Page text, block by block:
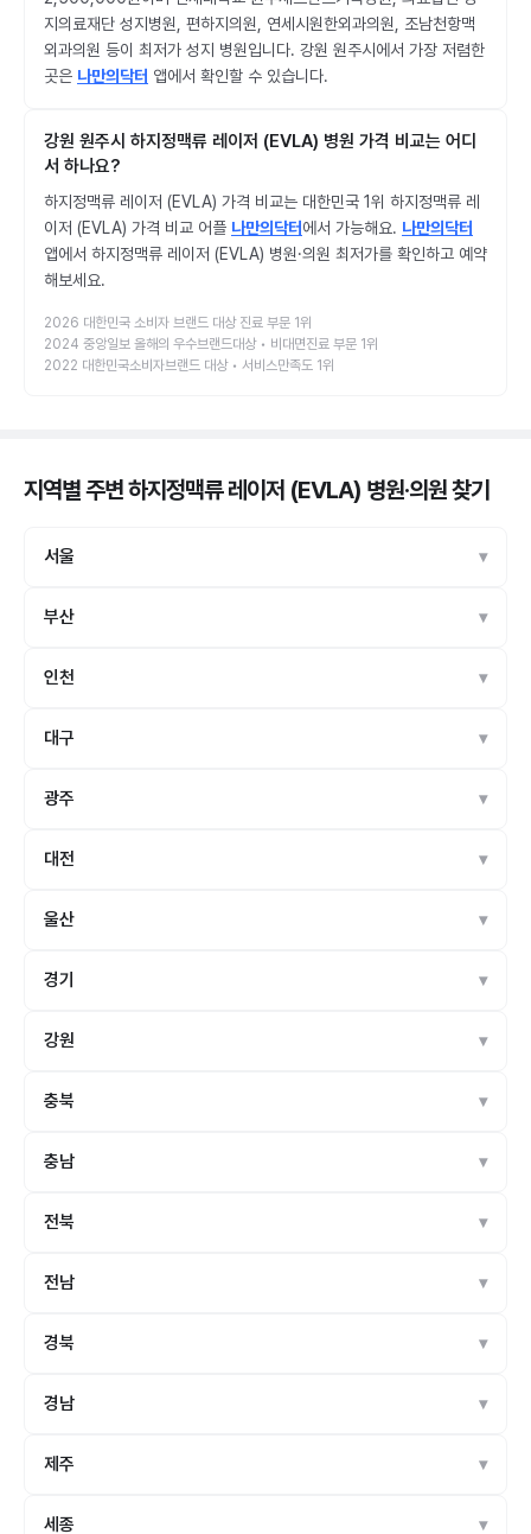
지의료재단 성지병원, 편하지의원, 연세시원한외과의원, 조남천항맥
외과의원 등이 최저가 성지 병원입니다. 강원 원주시에서 가장 저렴한
곳은 나만의닥터 앱에서 확인할 수 있습니다.
강원 원주시 하지정맥류 레이저 (EVLA) 병원 가격 비교는 어디
서 하나요?
하지정맥류 레이저 (EVLA) 가격 비교는 대한민국 1위 하지정맥류 레
이저 (EVLA) 가격 비교 어플 나만의닥터에서 가능해요. 나만의닥터
앱에서 하지정맥류 레이저 (EVLA) 병원·의원 최저가를 확인하고 예약
해보세요.
2026 대한민국 소비자 브랜드 대상 진료 부문 1위
2024 중앙일보 올해의 우수브랜드대상 • 비대면진료 부문 1위
2022 대한민국소비자브랜드 대상 • 서비스만족도 1위
지역별 주변 하지정맥류 레이저 (EVLA) 병원·의원찾기
서울
부산
인천
대구
광주
대전
울산
경기
강원
충북
충남
전북
전남
경북
경남
제주
세종